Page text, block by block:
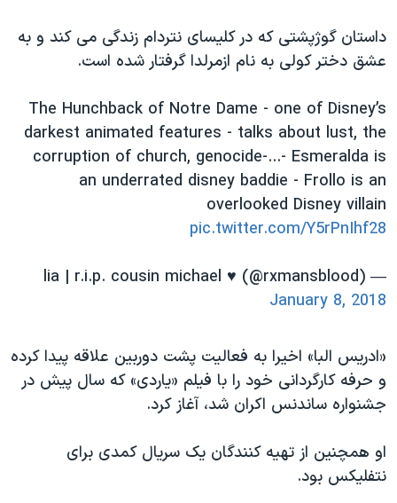
داستان گوژپشتی که در کلیسای نتردام زندگی می کند و به
عشق دختر کولی به نام ازمرلدا گرفتار شده است.
The Hunchback of Notre Dame - one of Disney’s
darkest animated features - talks about lust, the
corruption of church, genocide-...- Esmeralda is
an underrated disney baddie - Frollo is an
overlooked Disney villain
pic.twitter.com/Y5rPnIhf28
— lia | r.i.p. cousin michael ♥️ (@rxmansblood)
January 8, 2018
«ادریس البا» اخیرا به فعالیت پشت دوربین علاقه پیدا کرده
و حرفه کارگردانی خود را با فیلم «یاردی» که سال پیش در
جشنواره ساندنس اکران شد، آغاز کرد.
او همچنین از تهیه کنندگان یک سریال کمدی برای
نتفلیکس بود.